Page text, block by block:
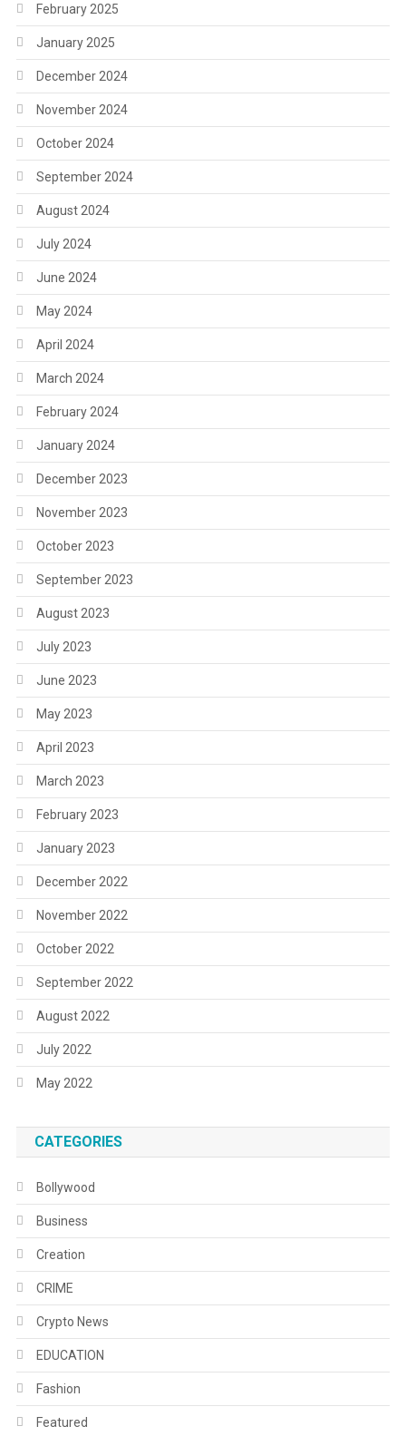
February 2025
January 2025
December 2024
November 2024
October 2024
September 2024
August 2024
July 2024
June 2024
May 2024
April 2024
March 2024
February 2024
January 2024
December 2023
November 2023
October 2023
September 2023
August 2023
July 2023
June 2023
May 2023
April 2023
March 2023
February 2023
January 2023
December 2022
November 2022
October 2022
September 2022
August 2022
July 2022
May 2022
CATEGORIES
Bollywood
Business
Creation
CRIME
Crypto News
EDUCATION
Fashion
Featured